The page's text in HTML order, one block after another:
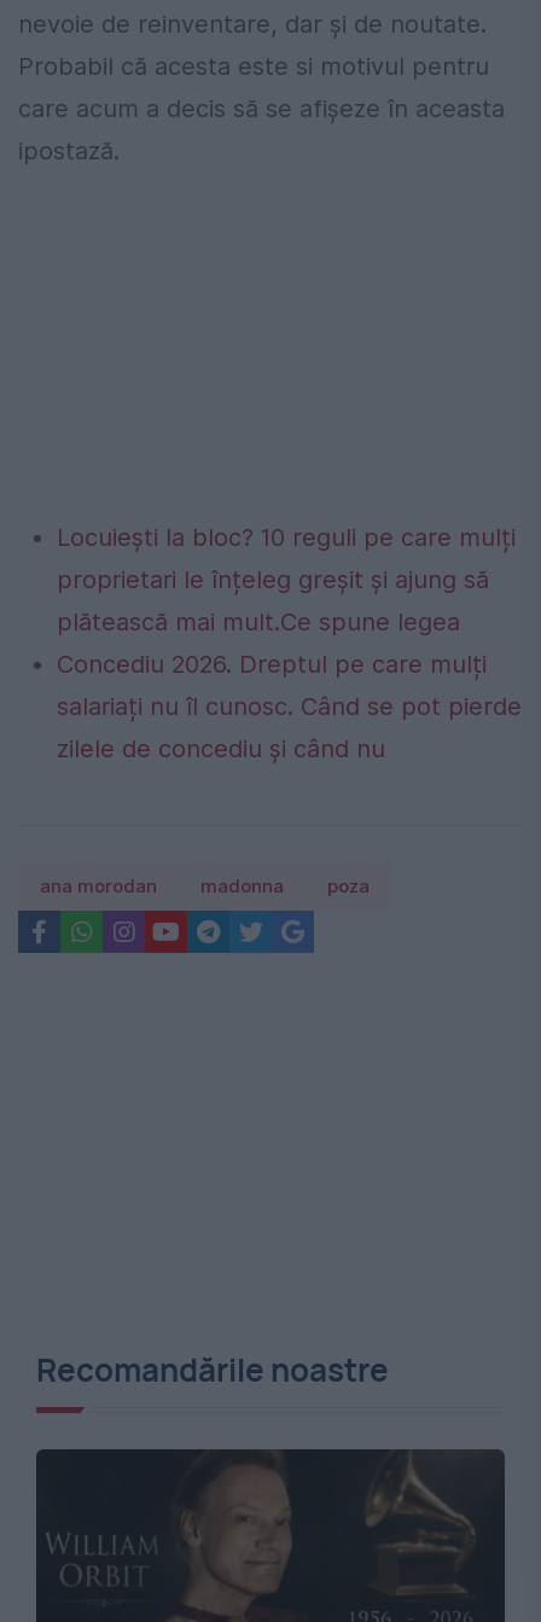
nevoie de reinventare, dar și de noutate.
Probabil că acesta este si motivul pentru
care acum a decis să se afișeze în aceasta
ipostază.
Locuiești la bloc? 10 reguli pe care mulți
proprietari le înțeleg greșit și ajung să
plătească mai mult.Ce spune legea
Concediu 2026. Dreptul pe care mulți
salariați nu îl cunosc. Când se pot pierde
zilele de concediu și când nu
ana morodan madonna poza
Recomandările noastre